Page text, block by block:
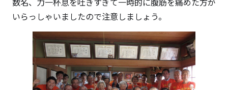
いらっしゃいましたので注意しましょう。